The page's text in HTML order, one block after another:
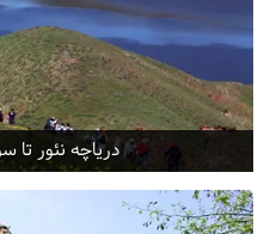
دریاچه نئور